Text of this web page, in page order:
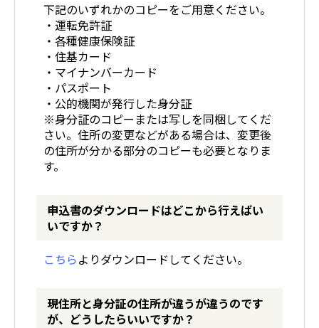
下記のいずれかのコピーをご用意ください。
・運転免許証
・各種健康保険証
・住基カード
・マイナンバーカード
・パスポート
・公的機関が発行した身分証
※身分証のコピーまたは写しを同梱してくだ
さい。住所の変更などがある場合は、変更後
の住所が分かる部分のコピーも必要となりま
す。
申込書のダウンロードはどこから行えばい
いですか？
こちらよりダウンロードしてください。
現住所と身分証の住所が違うが違うのです
が、どうしたらいいですか？